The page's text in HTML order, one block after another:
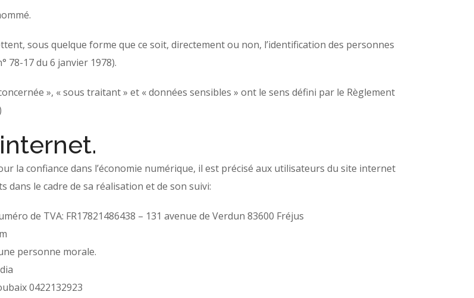
sous quelque forme que ce soit, directement ou non, l’identification des personnes
78-17 du 6 janvier 1978).
», « sous traitant » et « données sensibles » ont le sens défini par le Règlement
la confiance dans l’économie numérique, il est précisé aux utilisateurs du site internet
dans le cadre de sa réalisation et de son suivi:
de TVA: FR17821486438 – 131 avenue de Verdun 83600 Fréjus
personne morale.
0422132923